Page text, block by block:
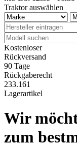
Traktor auswählen
Kostenloser
Rückversand
90 Tage
Rückgaberecht
233.161
Lagerartikel
Wir
zum